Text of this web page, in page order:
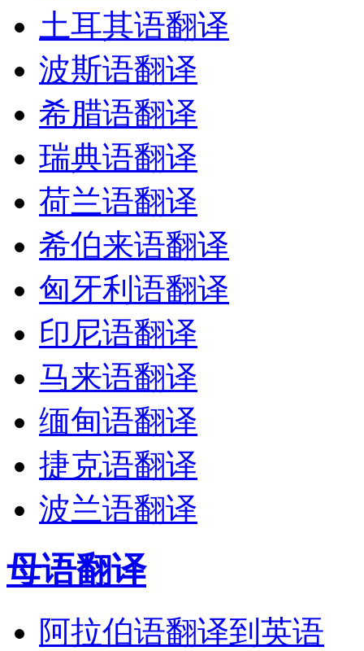
土耳其语翻译
波斯语翻译
希腊语翻译
瑞典语翻译
荷兰语翻译
希伯来语翻译
匈牙利语翻译
印尼语翻译
马来语翻译
缅甸语翻译
捷克语翻译
波兰语翻译
母语翻译
阿拉伯语翻译到英语